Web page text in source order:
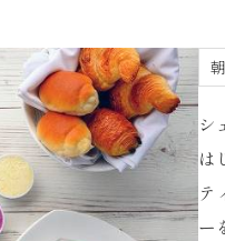
シ
は
テ
ー